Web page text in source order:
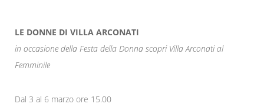
LE DONNE DI VILLA ARCONATI
in occasione della Festa della Donna scopri Villa Arconati al
Femminile
Dal 3 al 6 marzo ore 15.00